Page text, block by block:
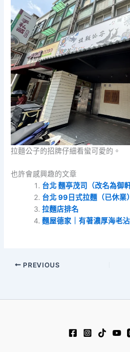
拉麵公子的招牌仔細看蠻可愛的。
也許會感興趣的文章
台北 麵亭茂司（改名為御
台北 99日式拉麵（已休業）
拉麵店排名
麵屋德家｜有著濃厚海老
PREVIOUS